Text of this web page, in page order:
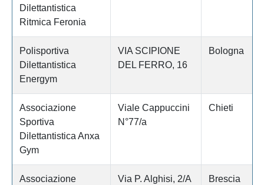
Dilettantistica
Ritmica Feronia
Polisportiva
Dilettantistica
Energym
VIA SCIPIONE
DEL FERRO, 16
Bologna
Associazione
Sportiva
Dilettantistica Anxa
Gym
Viale Cappuccini
N°77/a
Chieti
Associazione
Via P. Alghisi, 2/A Brescia